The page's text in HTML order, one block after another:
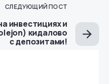
СЛЕДУЮЩИЙ ПОСТ
инвестициях и
кидалово
с депозитами!